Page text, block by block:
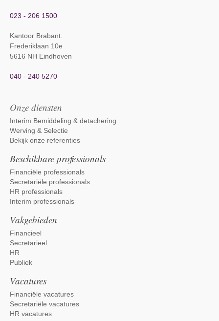
023 - 206 1500
Kantoor Brabant:
Frederiklaan 10e
5616 NH Eindhoven
040 - 240 5270
Onze diensten
Interim Bemiddeling & detachering
Werving & Selectie
Bekijk onze referenties
Beschikbare professionals
Financiële professionals
Secretariële professionals
HR professionals
Interim professionals
Vakgebieden
Financieel
Secretarieel
HR
Publiek
Vacatures
Financiële vacatures
Secretariële vacatures
HR vacatures